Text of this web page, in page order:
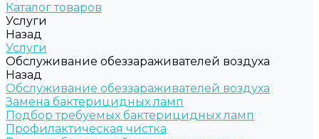
Каталог товаров
Услуги
Назад
Услуги
Обслуживание обеззараживателей воздуха
Назад
Обслуживание обеззараживателей воздуха
Замена бактерицидных ламп
Подбор требуемых бактерицидных ламп
Профилактическая чистка